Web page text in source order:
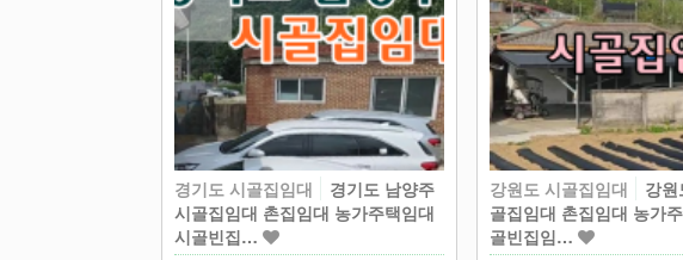
경기도 시골집임대
경기도 남양주
시골집임대 촌집임대 농가주택임대
시골빈집…
강원도 시골집임대
강
골집임대 촌집임대 농가
골빈집임…